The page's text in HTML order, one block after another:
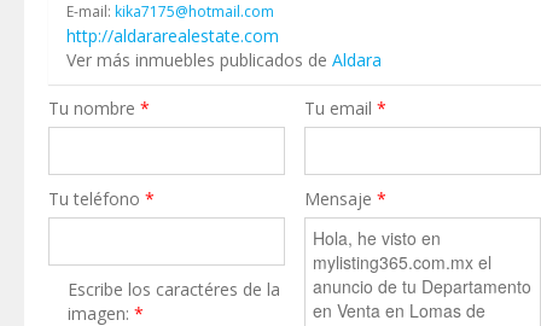
E-mail: kika7175@hotmail.com
http://aldararealestate.com
Ver más inmuebles publicados de Aldara
Tu nombre * Tu email*
Tu teléfono * Mensaje*
Escribe los caractéres de la
imagen:*